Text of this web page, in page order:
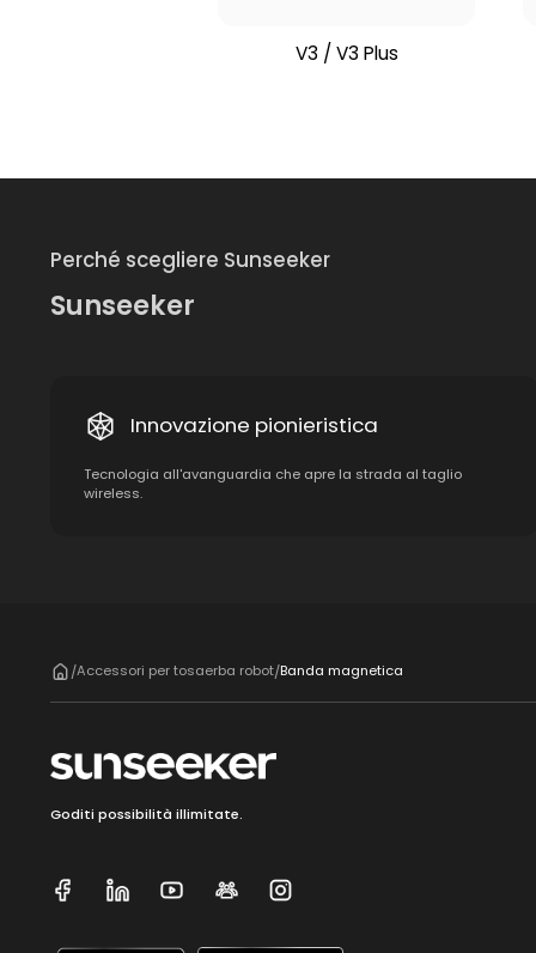
V3 / V3 Plus
Perché scegliere Sunseeker
Sunseeker
Innovazione pionieristica
Tecnologia all'avanguardia che apre la strada al taglio
wireless.
/Accessori per tosaerba robot/Banda magnetica
Goditi possibilità illimitate.